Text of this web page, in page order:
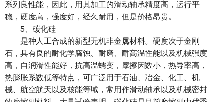
系列良性能，因此，用其加工的滑动轴承精度高，运行平
稳，硬度高，强度好，经久耐用，但是价格昂贵。
5、碳化硅
是种人工合成的新型无机非金属材料。硬度次于金刚
石，具有良的耐化学腐蚀、耐磨、耐高温性能以及机械强度
高，自润滑性能好，抗高温蠕变，摩擦因数小，热导率高，
热膨胀系数低等特点，可广泛用于石油、冶金、化工、机
械、航空航天以及核能等域，常用作滑动轴承以及机械密封